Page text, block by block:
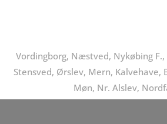
Vordingborg, Næstved, Nykøbing
Stensved, Ørslev, Mern, Kalvehave,
Møn, Nr. Alslev,